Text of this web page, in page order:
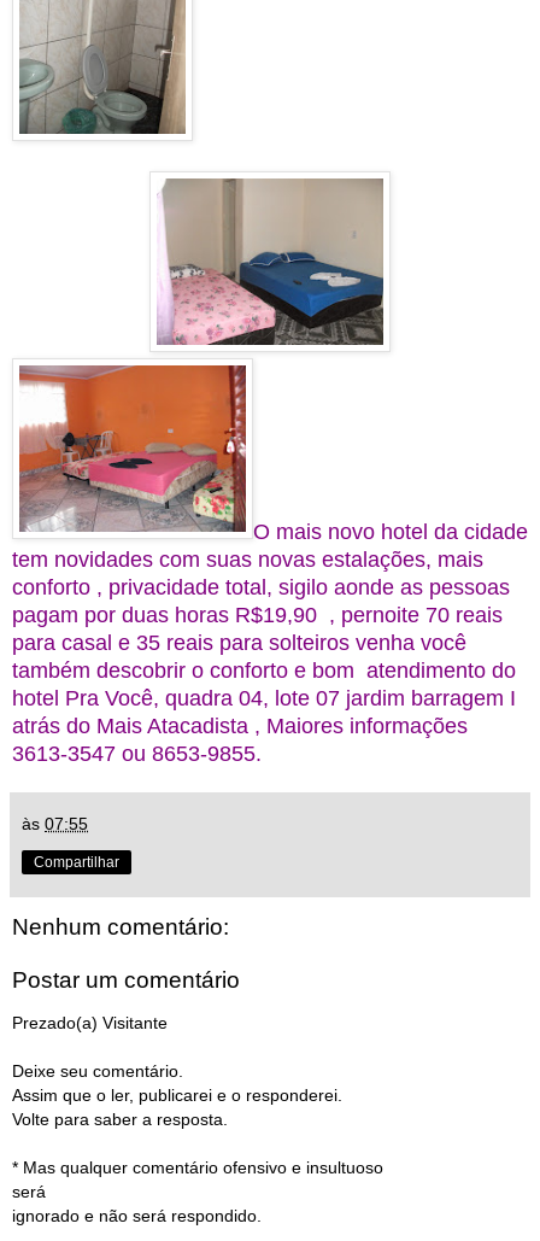
O mais novo hotel da cidade
tem novidades com suas novas estalações, mais
conforto , privacidade total, sigilo aonde as pessoas
pagam por duas horas R$19,90 , pernoite 70 reais
para casal e 35 reais para solteiros venha você
também descobrir o conforto e bom atendimento do
hotel Pra Você, quadra 04, lote 07 jardim barragem I
atrás do Mais Atacadista , Maiores informações
3613-3547 ou 8653-9855.
às 07:55
Compartilhar
Nenhum comentário:
Postar um comentário
Prezado(a) Visitante
Deixe seu comentário.
Assim que o ler, publicarei e o responderei.
Volte para saber a resposta.
* Mas qualquer comentário ofensivo e insultuoso
será
ignorado e não será respondido.